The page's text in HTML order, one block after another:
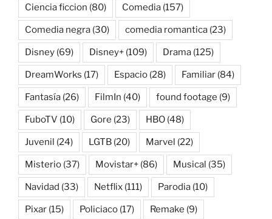
Ciencia ficcion (80) Comedia (157)
Comedia negra (30) comedia romantica (23)
Disney (69) Disney+ (109) Drama (125)
DreamWorks (17) Espacio (28) Familiar (84)
Fantasía (26) FilmIn (40) found footage (9)
FuboTV (10) Gore (23) HBO (48)
Juvenil (24) LGTB (20) Marvel (22)
Misterio (37) Movistar+ (86) Musical (35)
Navidad (33) Netflix (111) Parodia (10)
Pixar (15) Policiaco (17) Remake (9)